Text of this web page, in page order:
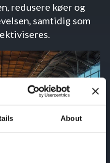
About
redusere køer og
samtidig som